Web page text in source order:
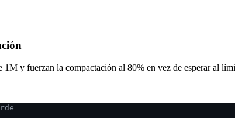
1M y fuerzan la compactación al 80% en vez de esperar al